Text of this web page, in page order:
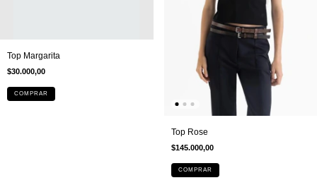
Top Margarita
$30.000,00
COMPRAR
Top Rose
$145.000,00
COMPRAR